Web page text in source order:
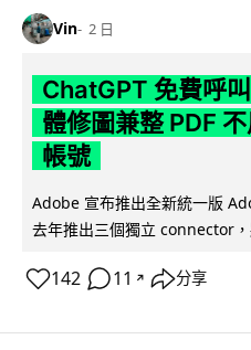
Vin 2 日
ChatGPT 免費呼
體修圖兼整 PDF
帳號
Adobe 宣布推出全新統一版
去年推出三個獨立 connector
142 11 ↗ 分享